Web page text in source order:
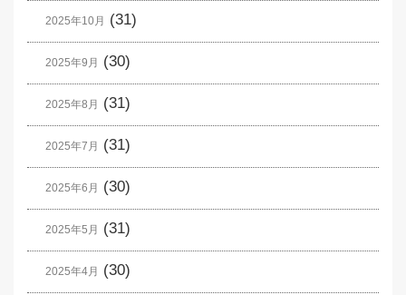
2025年10月 (31)
2025年9月 (30)
2025年8月 (31)
2025年7月 (31)
2025年6月 (30)
2025年5月 (31)
2025年4月 (30)